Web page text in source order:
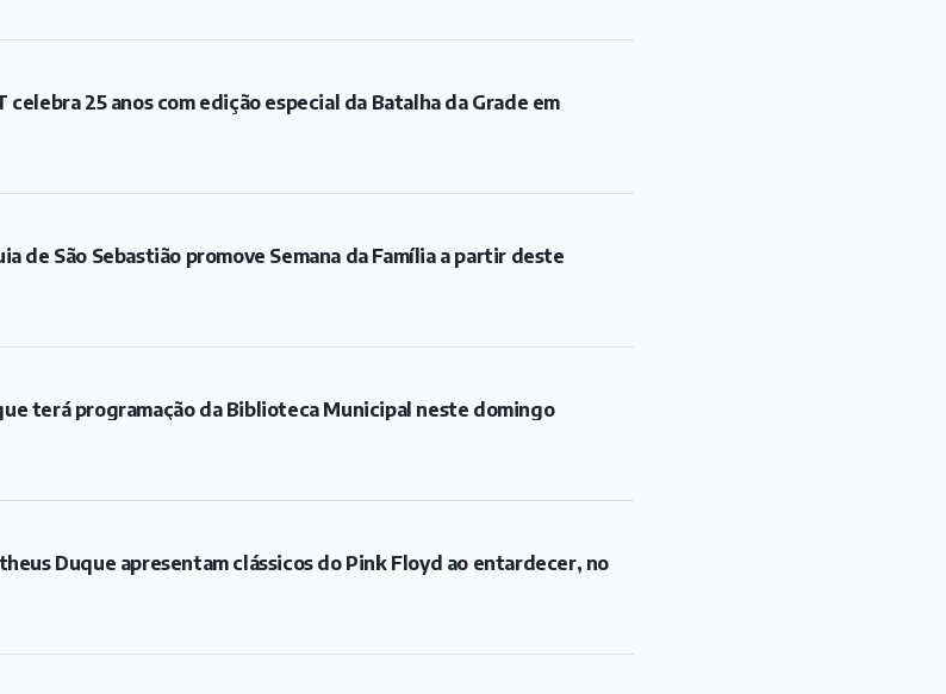
celebra 25 anos com edição especial da Batalha da Grade em
de São Sebastião promove Semana da Família a partir deste
terá programação da Biblioteca Municipal neste domingo
Duque apresentam clássicos do Pink Floyd ao entardecer, no